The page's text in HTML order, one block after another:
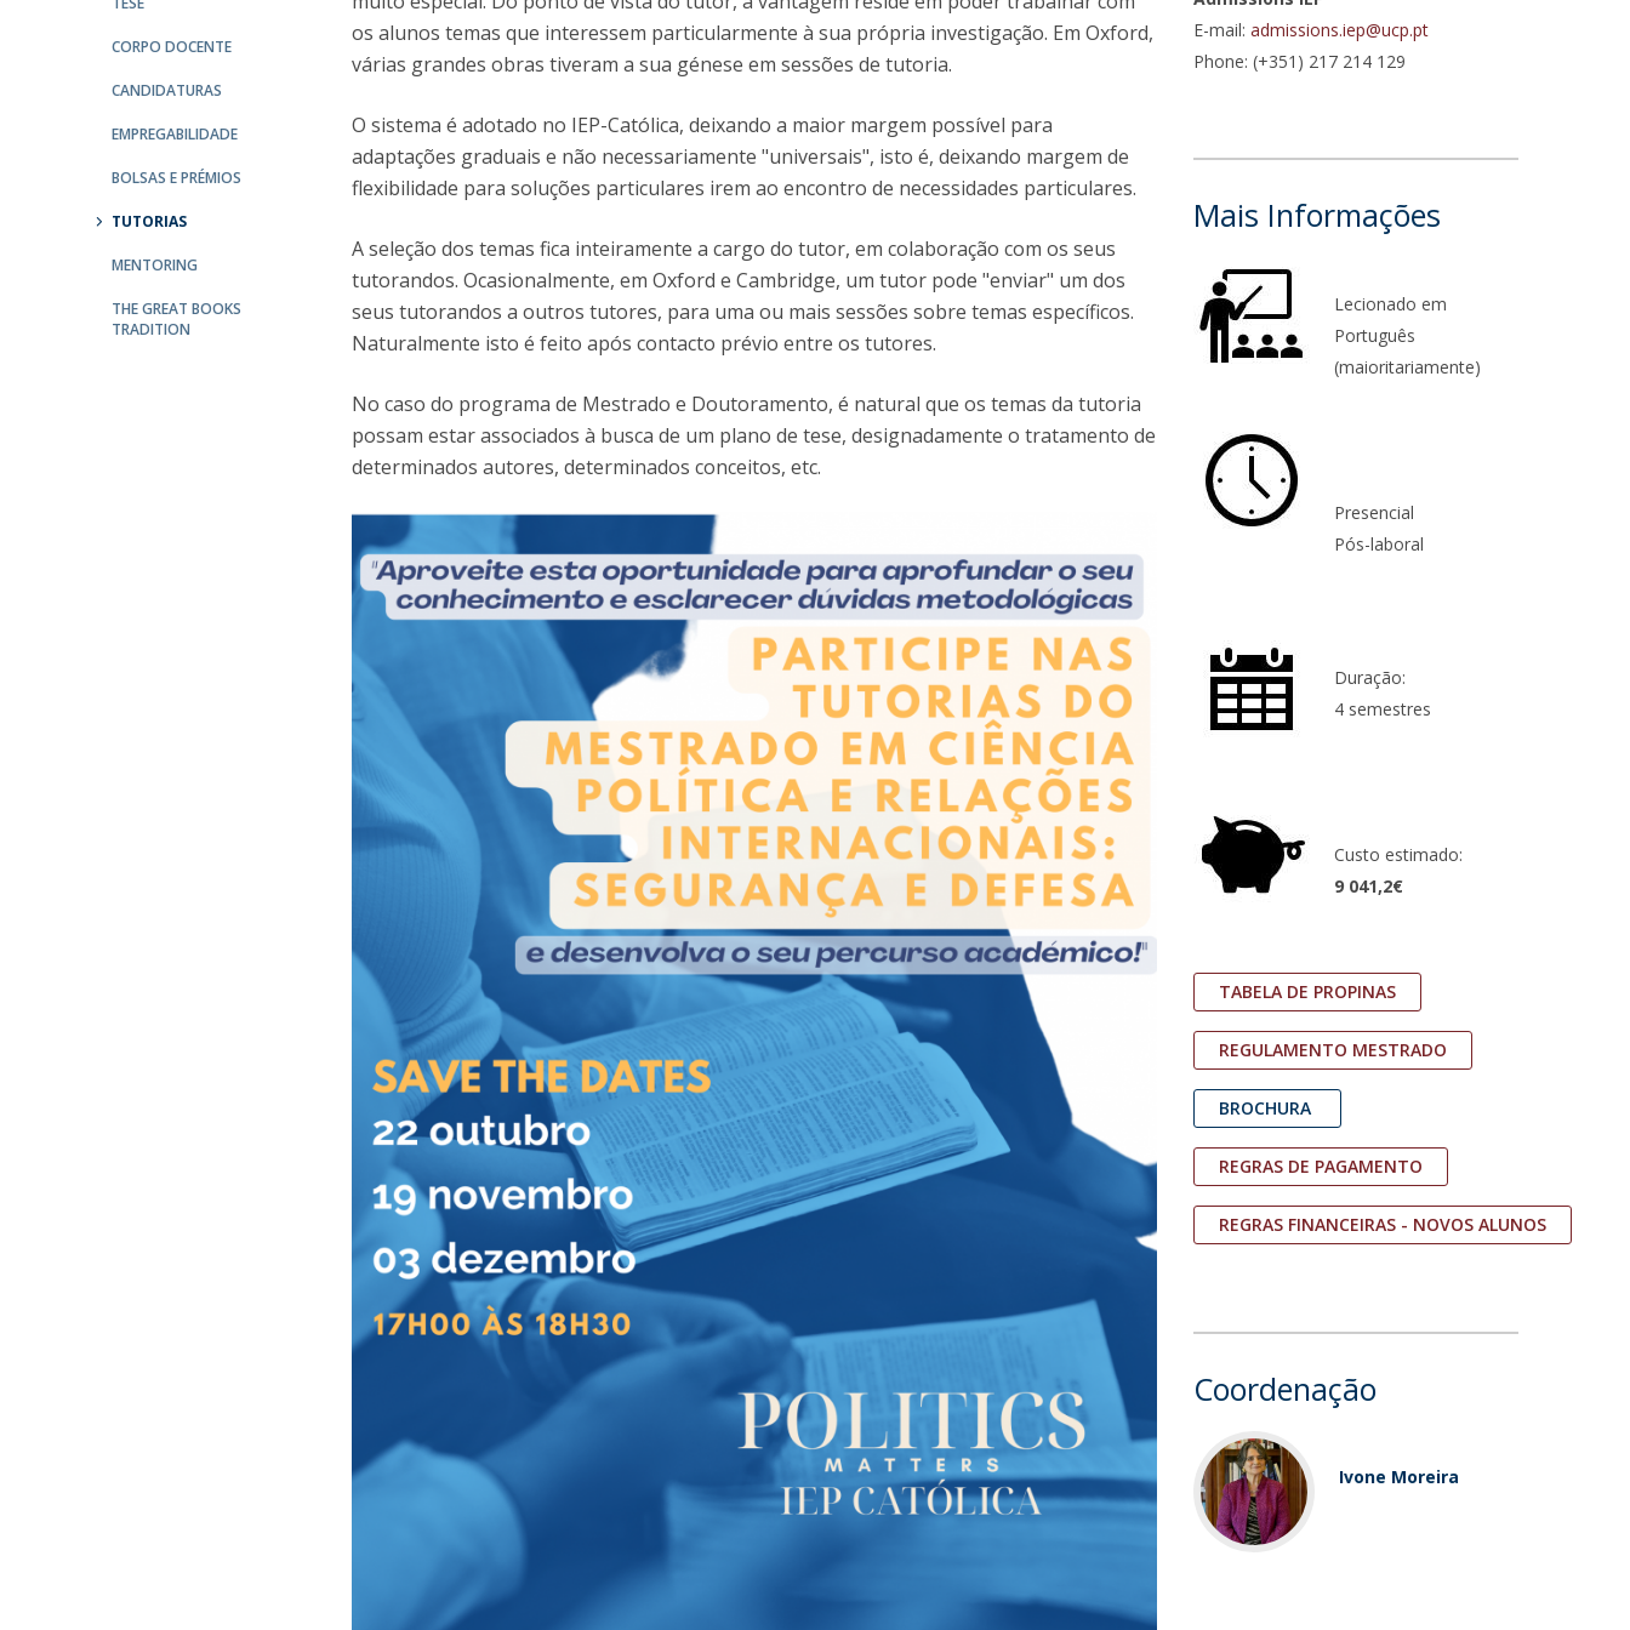
Centro de Investigação do Instituto de
Estudos Políticos
Centro de Estudos Europeus
Palestra Anual Alexis de Tocqueville
Conferências do Atlântico
Palestra Anual Winston Churchill
IEP Alumni Club
Career Day
Iniciativas Nacionais da Católica
CORPO DOCENTE
CANDIDATURAS
EMPREGABILIDADE
BOLSAS E PRÉMIOS
TUTORIAS
MENTORING
THE GREAT BOOKS
TRADITION
os alunos temas que interessem particularmente à sua própria investigação. Em Oxford,
várias grandes obras tiveram a sua génese em sessões de tutoria.
O sistema é adotado no IEP-Católica, deixando a maior margem possível para
adaptações graduais e não necessariamente "universais", isto é, deixando margem de
flexibilidade para soluções particulares irem ao encontro de necessidades particulares.
A seleção dos temas fica inteiramente a cargo do tutor, em colaboração com os seus
tutorandos. Ocasionalmente, em Oxford e Cambridge, um tutor pode "enviar" um dos
seus tutorandos a outros tutores, para uma ou mais sessões sobre temas específicos.
Naturalmente isto é feito após contacto prévio entre os tutores.
No caso do programa de Mestrado e Doutoramento, é natural que os temas da tutoria
possam estar associados à busca de um plano de tese, designadamente o tratamento de
determinados autores, determinados conceitos, etc.
E-mail:admissions.iep@ucp.pt
Phone: (+351) 217 214 129
Mais Informações
Lecionado em
Português
(maioritariamente)
Presencial
Pós-laboral
Duração:
4 semestres
Custo estimado:
9 041,2€
TABELA DE PROPINAS
REGULAMENTO MESTRADO
BROCHURA
REGRAS DE PAGAMENTO
REGRAS FINANCEIRAS - NOVOS ALUNOS
Coordenação
Ivone Moreira